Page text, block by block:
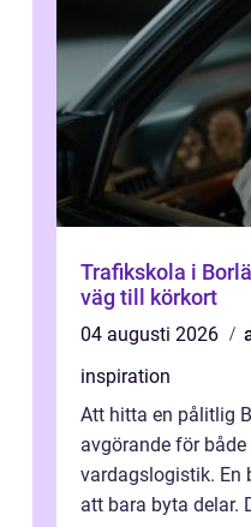
Trafikskola i
väg till körkort
04 augusti 2026
inspiration
Att hitta en pålitlig
avgörande för
vardagslogistik. En
att bara byta delar.